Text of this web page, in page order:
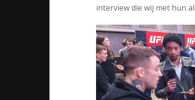
interview die wij met hun